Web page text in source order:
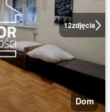
12zdjęcia
Dom